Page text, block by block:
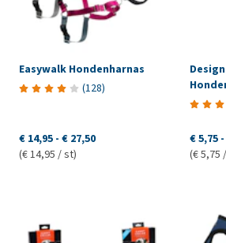
Easywalk Hondenharnas
(128)
€ 14,95 - € 27,50
(€ 14,95 / st)
€ 5,75 -
(€ 5,75